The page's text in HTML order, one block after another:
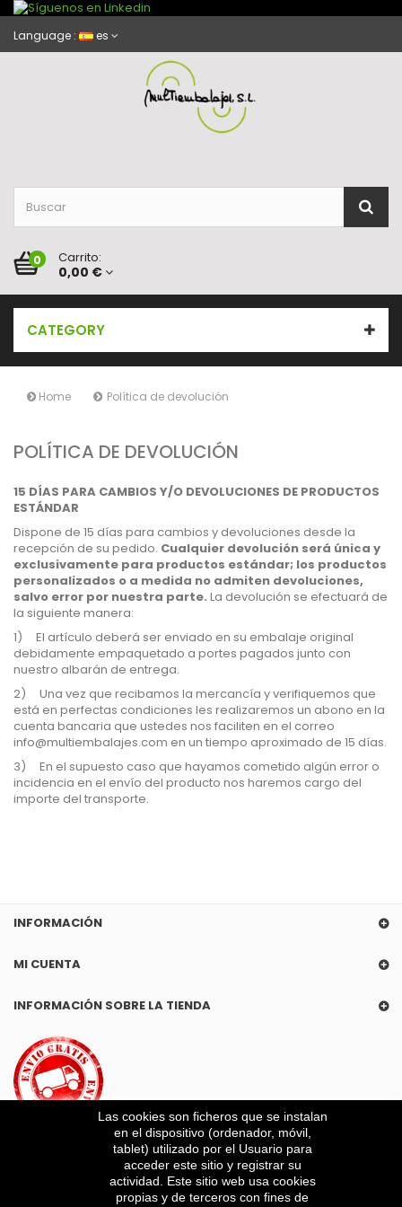
Language : es
0 Carrito:
0,00 €
CATEGORY
Home Política de devolución
POLÍTICA DE DEVOLUCIÓN
15 DÍAS PARA CAMBIOS Y/O DEVOLUCIONES DE PRODUCTOS
ESTÁNDAR
Dispone de 15 días para cambios y devoluciones desde la
recepción de su pedido. Cualquier devolución será única y
exclusivamente para productos estándar; los productos
personalizados o a medida no admiten devoluciones,
salvo error por nuestra parte. La devolución se efectuará de
la siguiente manera:
1)
El artículo deberá ser enviado en su embalaje original
debidamente empaquetado a portes pagados junto con
nuestro albarán de entrega.
2)
Una vez que recibamos la mercancía y verifiquemos que
está en perfectas condiciones les realizaremos un abono en la
cuenta bancaria que ustedes nos faciliten en el correo
info@multiembalajes.com en un tiempo aproximado de 15 días.
3)
En el supuesto caso que hayamos cometido algún error o
incidencia en el envío del producto nos haremos cargo del
importe del transporte.
INFORMACIÓN
MI CUENTA
INFORMACIÓN SOBRE LA TIENDA
Las cookies son ficheros que se instalan
en el dispositivo (ordenador, móvil,
tablet) utilizado por el Usuario para
acceder este sitio y registrar su
actividad. Este sitio web usa cookies
propias y de terceros con fines de